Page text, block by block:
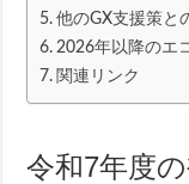
他のGX支援策と
2026年以降のエ
関連リンク
令和7年度